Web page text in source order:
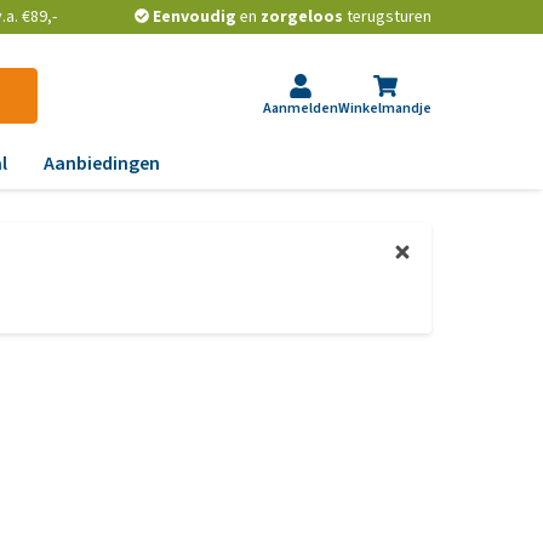
€89,- Eenvoudig en zorgeloos terugsturen
AanmeldenWinkelmandje
Aanbiedingen